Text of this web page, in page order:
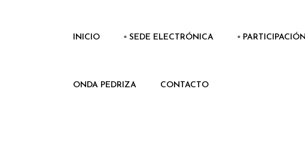
INICIO ▫️ SEDE ELECTRÓNICA ▫️ PARTICIPACIÓN
ONDA PEDRIZA CONTACTO